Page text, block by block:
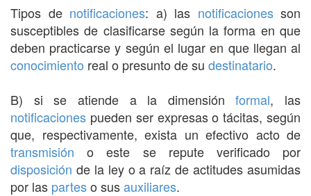
Tipos de notificaciones: a) las notificacionesson
susceptibles de clasificarse según la forma en que
deben practicarse y según el lugar en que llegan al
conocimiento real o presunto de su destinatario.
B) si se atiende a la dimensiónformal, las
notificaciones pueden ser expresas o tácitas, según
que, respectivamente, exista un efectivo acto de
transmisión o este se repute verificado por
disposición de la ley o a raíz de actitudes asumidas
por las parteso susauxiliares.